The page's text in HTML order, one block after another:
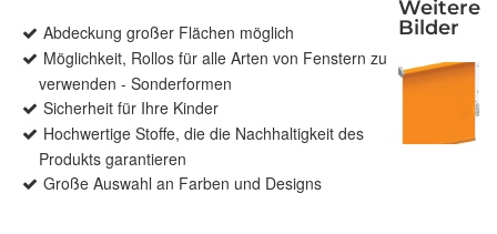
Abdeckung großer Flächen möglich
Möglichkeit, Rollos für alle Arten von Fenstern zu
verwenden - Sonderformen
Sicherheit für Ihre Kinder
Hochwertige Stoffe, die die Nachhaltigkeit des
Produkts garantieren
Große Auswahl an Farben und Designs
Weitere
Bilder